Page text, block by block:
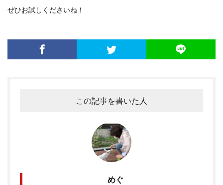
ぜひお試しくださいね！
この記事を書いた人
めぐ